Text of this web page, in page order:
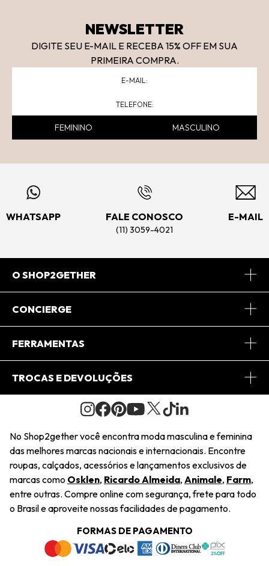
NEWSLETTER
DIGITE SEU E-MAIL E RECEBA 15% OFF EM SUA
PRIMEIRA COMPRA.
FEMININO MASCULINO
WHATSAPP FALE CONOSCO
(11) 3059-4021
E-MAIL
O SHOP2GETHER
Sobre Nós
Journal
Saiu na Mídia
Sustentabilidade
Navegando
Termos e Condições
CONCIERGE
Central de Relacionamento
Regulamento e Promoções
FERRAMENTAS
Minha Conta
Pedido de Presente
Wishlist
TROCAS E DEVOLUÇÕES
Condições Gerais
Troca Fácil
Restituição de Pagamento
Dúvidas Frequentes
Termos e Condições
Política de Privacidade
No Shop2gether você encontra moda masculina e feminina
das melhores marcas nacionais e internacionais. Encontre
roupas, calçados, acessórios e lançamentos exclusivos de
marcas como Osklen, Ricardo Almeida, Animale, Farm,
entre outras. Compre online com segurança, frete para todo
o Brasil e aproveite nossas facilidades de pagamento.
FORMAS DE PAGAMENTO